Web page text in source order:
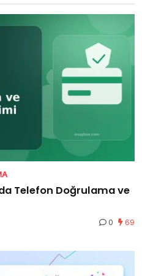
Telefon Doğrulama ve
0 69